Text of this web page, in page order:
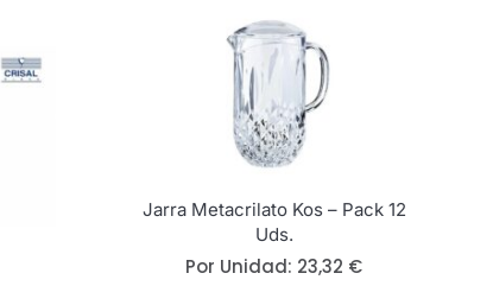
Jarra Metacrilato Kos – Pack 12
Uds.
Por Unidad: 23,32 €